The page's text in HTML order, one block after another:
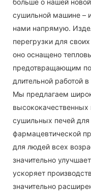
сушильной машине –
нами напрямую.
перегрузки для
оно оснащено
предотвращающим
длительной работой
Мы предлагаем
высококачественных
сушильных печей для
фармацевтической
для людей всех
значительно
ускоряет
значительно